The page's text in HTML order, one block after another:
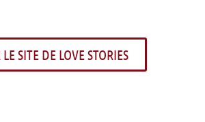
SITE DE LOVE STORIES